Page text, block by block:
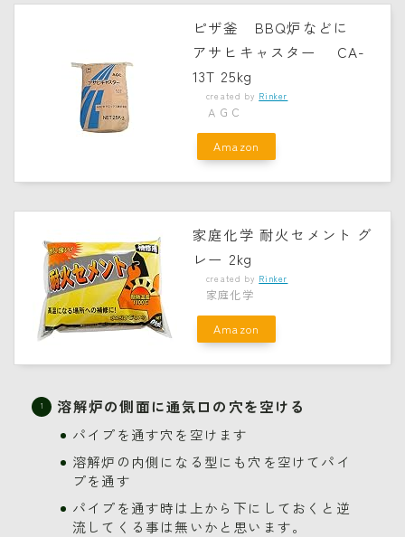
ピザ釜 BBQ炉などに
アサヒキャスター CA-
13T 25kg
created by Rinker
ＡＧＣ
Amazon
家庭化学 耐火セメント グ
レー 2kg
created by Rinker
家庭化学
Amazon
溶解炉の側面に通気口の穴を空ける
パイプを通す穴を空けます
溶解炉の内側になる型にも穴を空けてパイ
プを通す
パイプを通す時は上から下にしておくと逆
流してくる事は無いかと思います。